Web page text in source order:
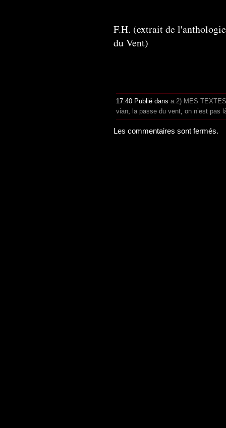
F.H. (extrait de
du Vent)
17:40 Publié dans a.2) MES TEXTES
vian, la passe du vent, on n’est pas
Les commentaires sont fermés.